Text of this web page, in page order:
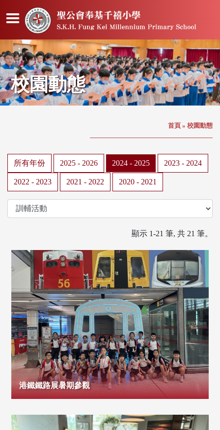
校園動態
首頁 » 校園動態
所有年份 2025 - 2026 2024 - 2025 2023 - 2024
2022 - 2023 2021 - 2022 2020 - 2021
顯示 1-21 筆, 共 21 筆。
港鐵鐵路展暑期參觀